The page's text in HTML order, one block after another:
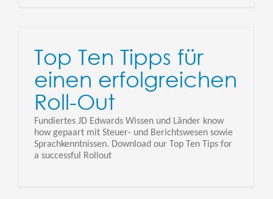
Top Ten Tipps für
einen erfolgreichen
Roll-Out
Fundiertes JD Edwards Wissen und Länder know
how gepaart mit Steuer- und Berichtswesen sowie
Sprachkenntnissen. Download our Top Ten Tips for
a successful Rollout